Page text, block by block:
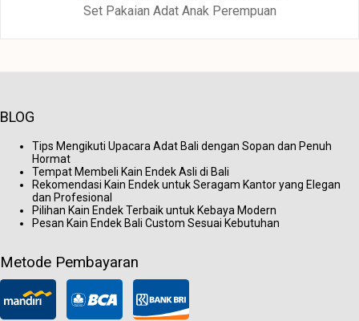
Set Pakaian Adat Anak Perempuan
BLOG
Tips Mengikuti Upacara Adat Bali dengan Sopan dan Penuh
Hormat
Tempat Membeli Kain Endek Asli di Bali
Rekomendasi Kain Endek untuk Seragam Kantor yang Elegan
dan Profesional
Pilihan Kain Endek Terbaik untuk Kebaya Modern
Pesan Kain Endek Bali Custom Sesuai Kebutuhan
Metode Pembayaran